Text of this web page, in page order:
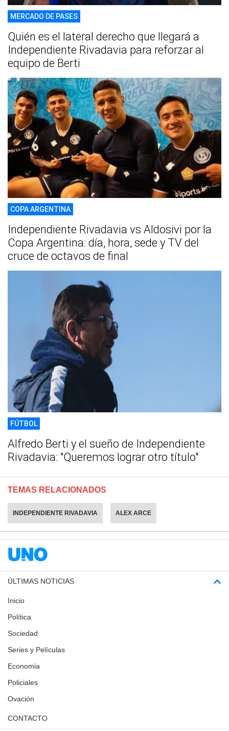
MERCADO DE PASES
Quién es el lateral derecho que llegará a
Independiente Rivadavia para reforzar al
equipo de Berti
COPA ARGENTINA
Independiente Rivadavia vs Aldosivi por la
Copa Argentina: día, hora, sede y TV del
cruce de octavos de final
FÚTBOL
Alfredo Berti y el sueño de Independiente
Rivadavia: "Queremos lograr otro título"
TEMAS RELACIONADOS
INDEPENDIENTE RIVADAVIA ALEX ARCE
ÚLTIMAS NOTICIAS
Inicio
Política
Sociedad
Series y Películas
Economia
Policiales
Ovación
CONTACTO